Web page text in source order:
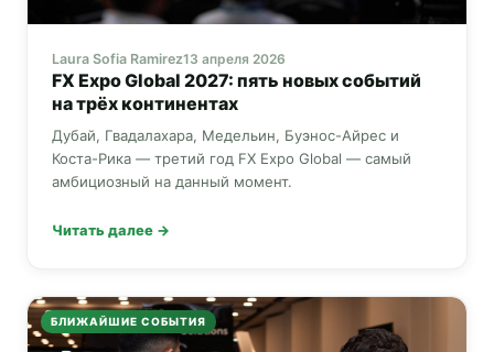
Laura Sofia Ramirez13 апреля 2026
FX Expo Global 2027: пять новых событий
на трёх континентах
Дубай, Гвадалахара, Медельин, Буэнос-Айрес и
Коста-Рика — третий год FX Expo Global — самый
амбициозный на данный момент.
Читать далее →
БЛИЖАЙШИЕ СОБЫТИЯ